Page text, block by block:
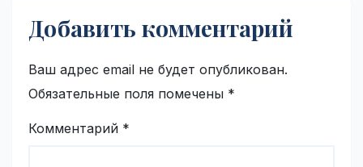
Добавить комментарий
Ваш адрес email не будет опубликован.
Обязательные поля помечены *
Комментарий *